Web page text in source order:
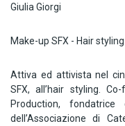
Giulia Giorgi
Make-up SFX - Hair styling
Attiva ed attivista nel
SFX, all’hair styling.
Production, fondatrice
dell’Associazione di